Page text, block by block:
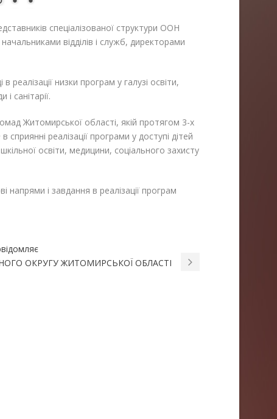
спеціалізованої структури ООН
відділів і служб, директорами
низки програм у галузі освіти,
санітарії.
Житомирської області, якій протягом 3-х
реалізації програми у доступі дітей
освіти, медицини, соціального захисту
напрями і завдання в реалізації програм
ОКРУГУ ЖИТОМИРСЬКОЇ ОБЛАСТІ